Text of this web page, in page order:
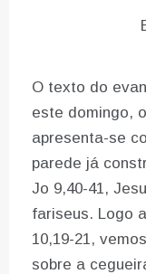
O texto do
este domingo,
apresenta-se
parede já
Jo 9,40-41,
fariseus. Logo
10,19-21,
sobre a